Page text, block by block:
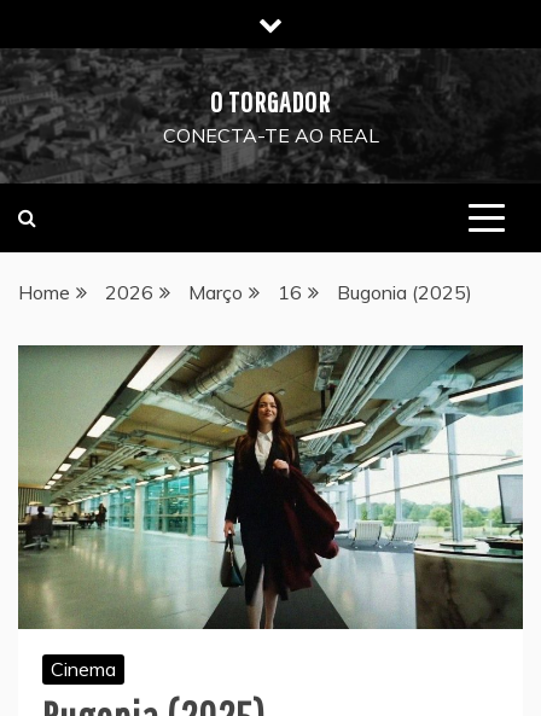
to
content
O TORGADOR
CONECTA-TE AO REAL
Home 2026 Março 16 Bugonia (2025)
Cinema